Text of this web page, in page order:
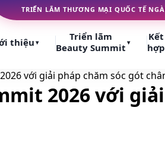
TRIỂN LÃM THƯƠNG MẠI QUỐC TẾ
thiệu ▾
Triển lãm
Beauty Summit ▾
với giải pháp chăm sóc gót
2026 với